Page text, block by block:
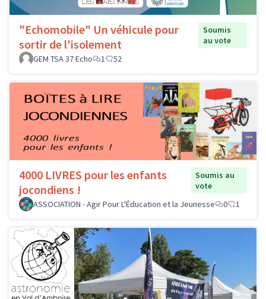
"Echomobile" Un véhicule pour
sortir de l'isolement
Soumis
au vote
GEM TSA 37 Echo
1 52
4000 LIVRES pour les enfants
jocondiens !
Soumis au
vote
ASSOCIATION - Agir Pour L'Éducation et la Jeunesse
0 1